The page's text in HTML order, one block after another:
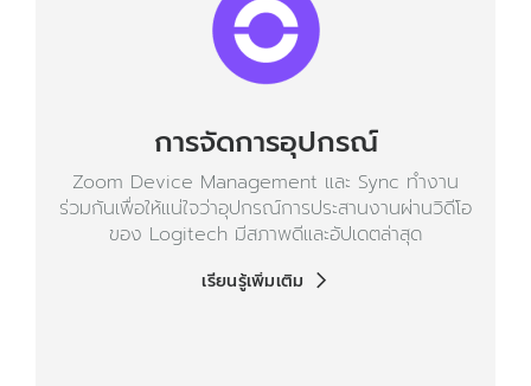
การจัดการอุปกรณ์
Zoom Device Management และ Sync ทำงาน
ร่วมกันเพื่อให้แน่ใจว่าอุปกรณ์การประสานงานผ่านวิดีโอ
ของ Logitech มีสภาพดีและอัปเดตล่าสุด
เรียนรู้เพิ่มเติม